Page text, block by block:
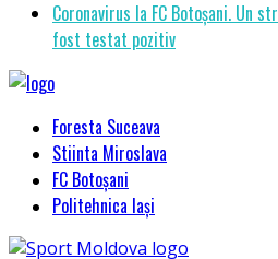
Coronavirus la FC Botoșani. Un
fost testat pozitiv
Foresta Suceava
Stiinta Miroslava
FC Botoșani
Politehnica Iași